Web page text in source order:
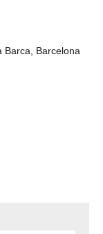
Barca, Barcelona